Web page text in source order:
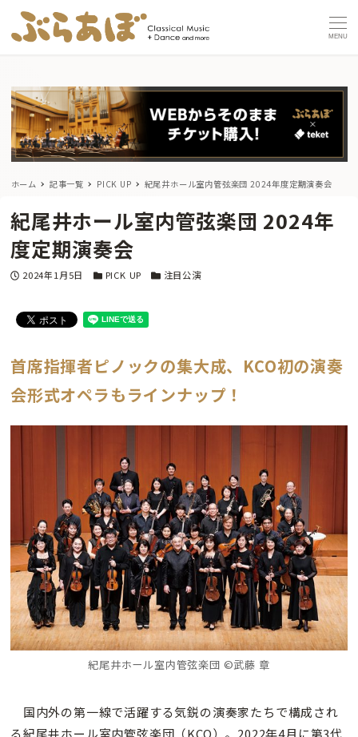
MENU
ホーム 記事一覧 PICK UP 紀尾井ホール室内管弦楽団 2024年度定期演奏会
紀尾井ホール室内管弦楽団 2024年
度定期演奏会
投稿日
2024年1月5日 カテゴリー
PICK UP カテゴリー
注目公演
首席指揮者ピノックの集大成、KCO初の演奏
会形式オペラもラインナップ！
紀尾井ホール室内管弦楽団 ©武藤 章
国内外の第一線で活躍する気鋭の演奏家たちで構成され
る紀尾井ホール室内管弦楽団（KCO）。2022年4月に第3代